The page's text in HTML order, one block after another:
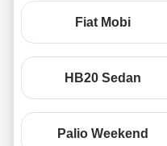
Fiat Mobi
HB20 Sedan
Palio Weekend